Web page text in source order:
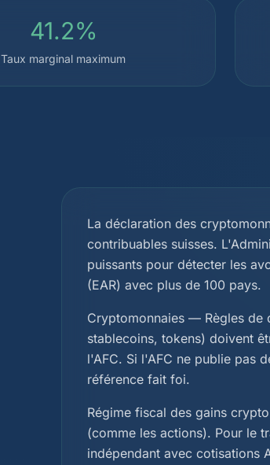
41.2%
Taux marginal maximum
La déclaration des
contribuables suisses.
puissants pour détecter les
(EAR) avec plus de 100 pays.
Cryptomonnaies — Règles de
stablecoins, tokens) doivent
l'AFC. Si l'AFC ne publie pas
référence fait foi.
Régime fiscal des gains
(comme les actions). Pour le
indépendant avec cotisations